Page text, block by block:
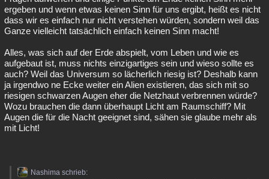
ergeben und wenn etwas keinen Sinn für uns ergibt, heißt es nicht
dass wir es einfach nur nicht verstehen würden, sondern weil das
Ganze vielleicht tatsächlich einfach keinen Sinn macht!
Alles, was sich auf der Erde abspielt, vom Leben und wie es
aufgebaut ist, muss nichts einzigartiges sein und wieso sollte es
auch? Weil das Universum so lächerlich riesig ist? Deshalb kann
ja irgendwo ne Ecke weiter ein Alien existieren, das sich mit so
riesigen schwarzen Augen eher die Netzhaut verbrennen würde?
Wozu brauchen die dann überhaupt Licht am Raumschiff? Mit
Augen die für die Nacht geeignet sind, sähen sie glaube mehr als
mit Licht!
Nashima schrieb: